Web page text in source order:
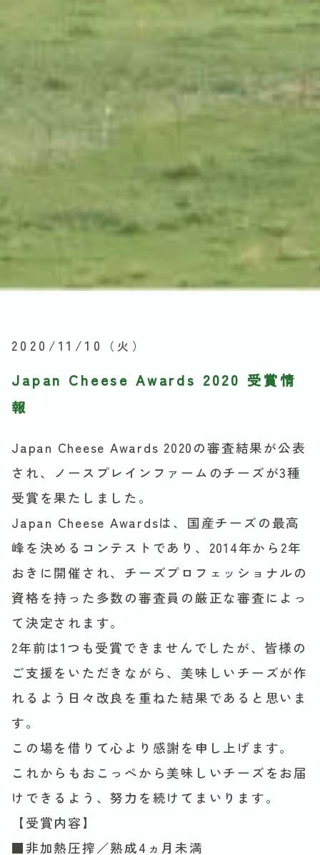
2020/11/10 （火）
Japan Cheese Awards 2020 受賞情
報
Japan Cheese Awards 2020の審査結果が公表
され、ノースプレインファームのチーズが3種
受賞を果たしました。
Japan Cheese Awardsは、国産チーズの最高
峰を決めるコンテストであり、2014年から2年
おきに開催され、チーズプロフェッショナルの
資格を持った多数の審査員の厳正な審査によっ
て決定されます。
2年前は1つも受賞できませんでしたが、皆様の
ご支援をいただきながら、美味しいチーズが作
れるよう日々改良を重ねた結果であると思いま
す。
この場を借りて心より感謝を申し上げます。
これからもおこっぺから美味しいチーズをお届
けできるよう、努力を続けてまいります。
【受賞内容】
■非加熱圧搾／熟成4ヵ月未満